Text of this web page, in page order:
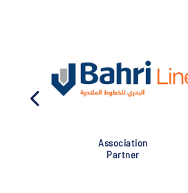
Association
Partner